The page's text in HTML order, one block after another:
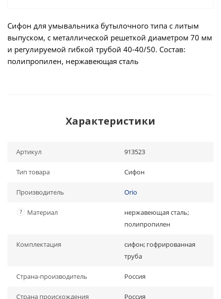
Сифон для умывальника бутылочного типа с литым
выпуском, с металлической решеткой диаметром 70 мм
и регулируемой гибкой трубой 40-40/50. Состав:
полипропилен, нержавеющая сталь
Характеристики
Артикул 913523
Тип товара Сифон
Производитель Orio
? Материал
нержавеющая сталь;
полипропилен
Комплектация
сифон; гофрированная
труба
Страна-производитель Россия
Страна происхождения Россия